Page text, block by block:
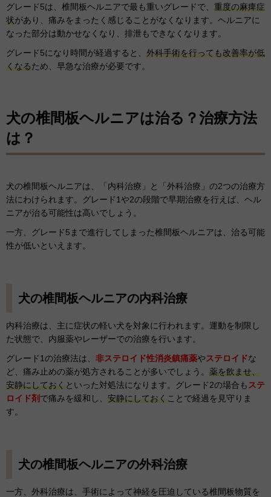
グレード5は、椎間板ヘルニアで最も重いグレードで、 重度の麻痺症
状があり、痛みをまったく感じることがなくなります。ヘルニアに
なった部分は動かせなくなり、排泄もできなくなります。
グレード5になり時間が経過すると、 外科手術を行っても改善率が低
くなるため、早急な治療が必要です。
犬の椎間板ヘルニアは治る？治療方法
は？
犬の椎間板ヘルニアは、「内科治療」と「外科治療」の2つの治療方
法にわけられます。グレード1や2の段階で早期治療を行えば、ヘル
ニアが治る可能性は高いでしょう。
一方、グレード5まで進行してしまった椎間板ヘルニアは、治る可能
性が低いといえます。
犬の椎間板ヘルニアの内科治療
内科治療は、主に症状の軽い犬を対象に行われます。運動を制限し
た状態で、内服薬やレーザーでの治療を行います。
グレード1の治療法は、 非ステロイド性消炎鎮痛薬やステロイドな
ど、痛み止めの薬が処方されることが多いでしょう。 薬を飲ませ、
安静にしておくといった対処法になります。グレード2の場合も ステ
ロイド剤 で痛みを緩和し、 安静にしておくことで経過を見守りま
す。
犬の椎間板ヘルニアの外科治療
一方、外科治療は、手術によって神経を圧迫している椎間板物質を